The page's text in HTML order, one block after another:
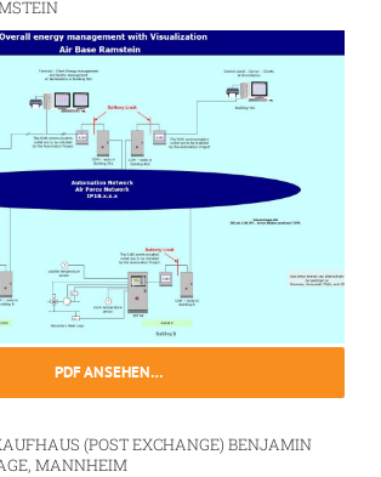
PDF ANSEHEN…
(POST EXCHANGE) BENJAMIN
MANNHEIM